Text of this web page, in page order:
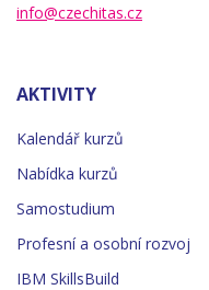
info@czechitas.cz
AKTIVITY
Kalendář kurzů
Nabídka kurzů
Samostudium
Profesní a osobní rozvoj
IBM SkillsBuild